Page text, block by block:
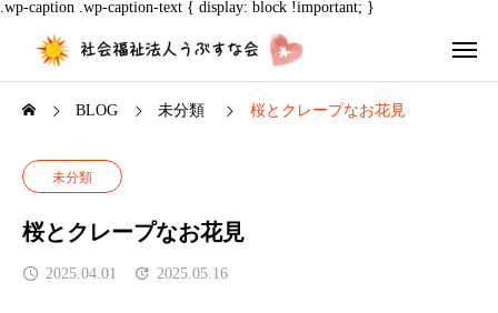
.wp-caption .wp-caption-text { display: block !important; }
BLOG 未分類 桜とクレープなお花見
未分類
桜とクレープなお花見
2025.04.01 2025.05.16